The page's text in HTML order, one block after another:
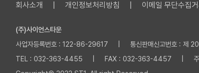
회사소개 개인정보처리방침 이메일 무단수집
(주)사이언스타운
사업자등록번호 : 122-86-29617 | 통신판매신고번호 :
TEL : 032-363-4455 | FAX : 032-363-4457 | 주소 : 인천